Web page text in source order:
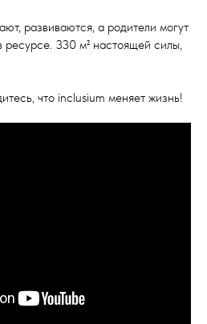
развиваются, а родители могут
ресурсе. 330 м² настоящей силы,
что inclusium меняет жизнь!